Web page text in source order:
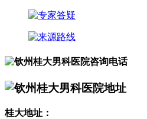
桂大地址：